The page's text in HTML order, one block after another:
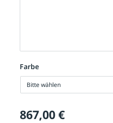
Farbe
Bitte wählen
867,00 €